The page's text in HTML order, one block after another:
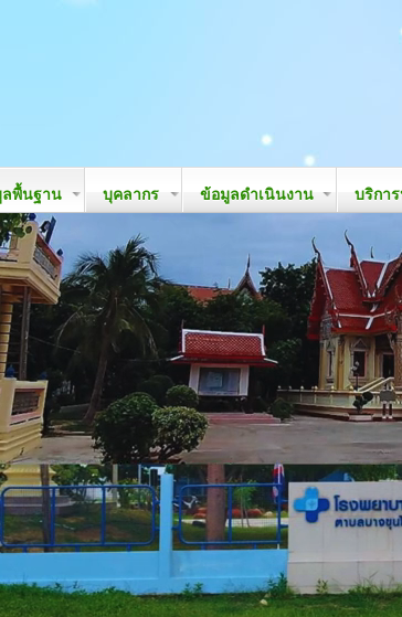
พื้นฐาน บุคลากร ข้อมูลดำเนินงาน บริกา